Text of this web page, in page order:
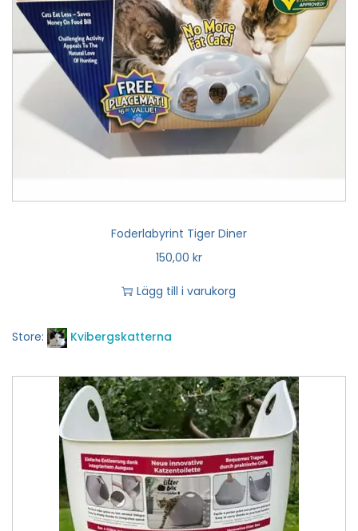
Foderlabyrint Tiger Diner
150,00 kr
Lägg till i varukorg
Store: Kvibergskatterna